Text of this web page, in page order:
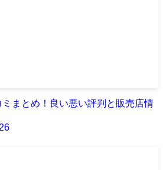
まとめ！良い悪い評判と販売店情